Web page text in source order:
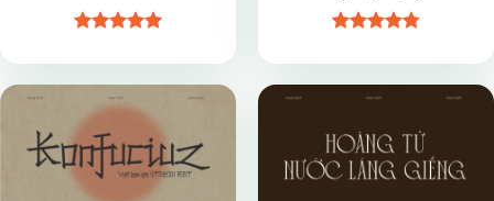
hạng55
sao
hạng4.85
sao